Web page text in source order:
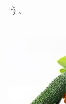
う。